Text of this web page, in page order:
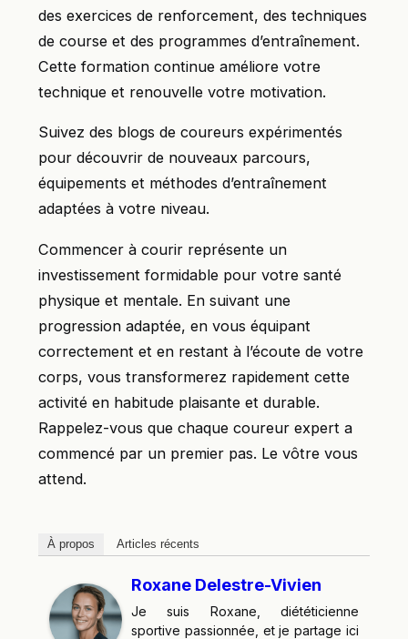
des exercices de renforcement, des techniques
de course et des programmes d’entraînement.
Cette formation continue améliore votre
technique et renouvelle votre motivation.
Suivez des blogs de coureurs expérimentés
pour découvrir de nouveaux parcours,
équipements et méthodes d’entraînement
adaptées à votre niveau.
Commencer à courir représente un
investissement formidable pour votre santé
physique et mentale. En suivant une
progression adaptée, en vous équipant
correctement et en restant à l’écoute de votre
corps, vous transformerez rapidement cette
activité en habitude plaisante et durable.
Rappelez-vous que chaque coureur expert a
commencé par un premier pas. Le vôtre vous
attend.
À propos Articles récents
Roxane Delestre-Vivien
Je suis Roxane, diététicienne
sportive passionnée, et je partage ici